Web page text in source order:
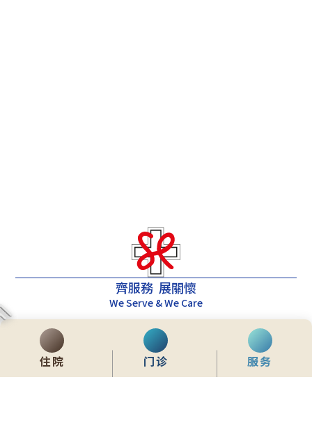
住院 门诊 服务
齊服務 展關懷
We Serve & We Care
enquiry@stpaul.org.hk
(852) 2890 6008